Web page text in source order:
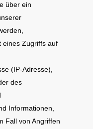
über ein
eines Zugriffs auf
(IP-Adresse),
des
Informationen,
Fall von Angriffen